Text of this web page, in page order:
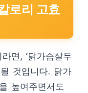
로리 고효
면, ‘닭가슴살두
것입니다. 닭가
높여주면서도